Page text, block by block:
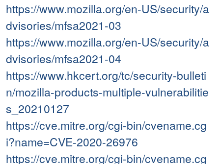
https://www.mozilla.org/en-US/security/a
dvisories/mfsa2021-03
https://www.mozilla.org/en-US/security/a
dvisories/mfsa2021-04
https://www.hkcert.org/tc/security-bulleti
n/mozilla-products-multiple-vulnerabilitie
s_20210127
https://cve.mitre.org/cgi-bin/cvename.cg
i?name=CVE-2020-26976
https://cve.mitre.org/cgi-bin/cvename.cg